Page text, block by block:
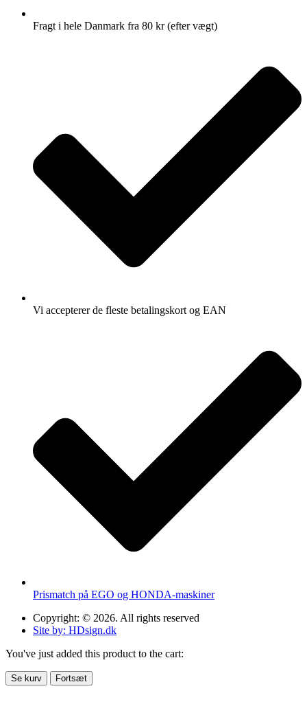
Fragt i hele Danmark fra 80 kr (efter vægt)
Vi accepterer de fleste betalingskort og EAN
Prismatch på EGO og HONDA-maskiner
Copyright: © 2026. All rights reserved
Site by: HDsign.dk
You've just added this product to the cart:
Se kurv Fortsæt